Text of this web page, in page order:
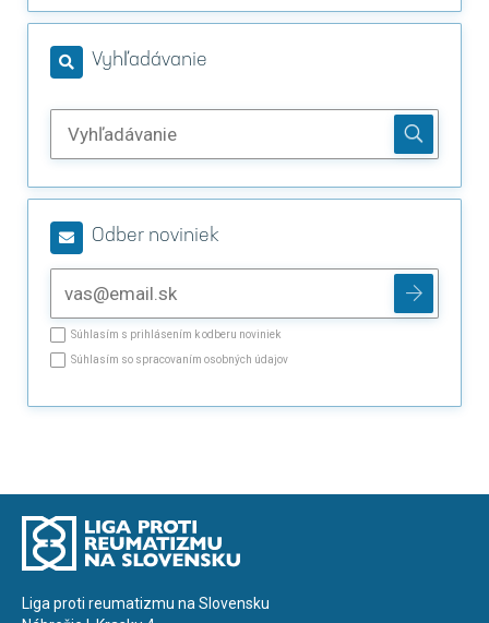
Vyhľadávanie
Odber noviniek
Súhlasím s prihlásením k odberu noviniek
Súhlasím so spracovaním osobných údajov
Liga proti reumatizmu na Slovensku